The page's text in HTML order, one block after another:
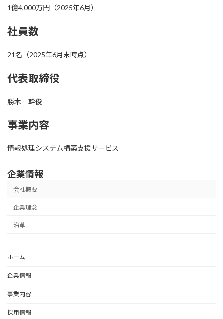
1億4,000万円（2025年6月）
社員数
21名（2025年6月末時点）
代表取締役
勝木 幹俊
事業内容
情報処理システム構築支援サービス
企業情報
会社概要
企業理念
沿革
ホーム
企業情報
事業内容
採用情報